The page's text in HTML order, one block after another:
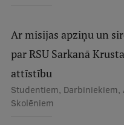
Ar misijas apziņu un
par RSU Sarkanā
attīstību
Studentiem,
Skolēniem